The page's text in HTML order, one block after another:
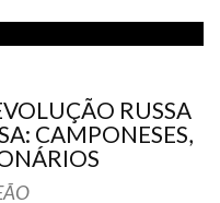
RUSSA
CAMPONESES,